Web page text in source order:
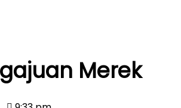
Merek